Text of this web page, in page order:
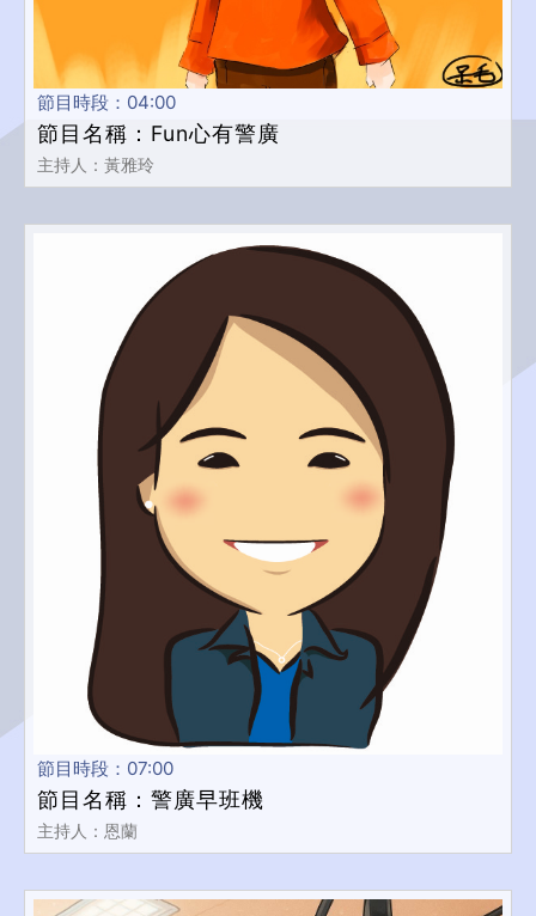
節目時段：04:00
節目名稱：Fun心有警廣
主持人：黃雅玲
節目時段：07:00
節目名稱：警廣早班機
主持人：恩蘭